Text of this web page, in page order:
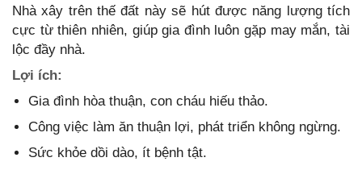
Nhà xây trên thế đất này sẽ hút được năng lượng tích
cực từ thiên nhiên, giúp gia đình luôn gặp may mắn, tài
lộc đầy nhà.
Lợi ích:
Gia đình hòa thuận, con cháu hiếu thảo.
Công việc làm ăn thuận lợi, phát triển không ngừng.
Sức khỏe dồi dào, ít bệnh tật.